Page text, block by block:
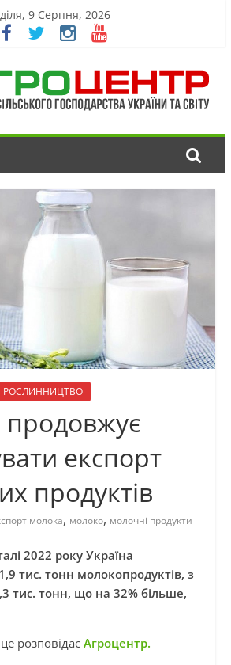
9 Серпня, 2026
РОСЛИННИЦТВО
продовжує
експорт
продуктів
молока, молоко, молочні продукти
2022 року Україна
тис. тонн молокопродуктів, з
тис. тонн, що на 32% більше,
розповідає Агроцентр.